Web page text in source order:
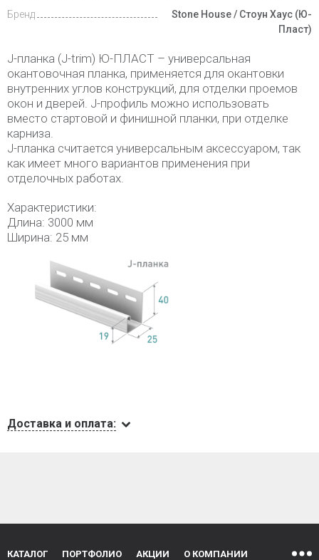
Бренд
Stone House / Стоун Хаус (Ю-
Пласт)
J-планка (J-trim) Ю-ПЛАСТ – универсальная
окантовочная планка, применяется для окантовки
внутренних углов конструкций, для отделки проемов
окон и дверей. J-профиль можно использовать
вместо стартовой и финишной планки, при отделке
карниза.
J-планка считается универсальным аксессуаром, так
как имеет много вариантов применения при
отделочных работах.
Характеристики:
Длина: 3000 мм
Ширина: 25 мм
Доставка и оплата:
КАТАЛОГ ПОРТФОЛИО АКЦИИ О КОМПАНИИ